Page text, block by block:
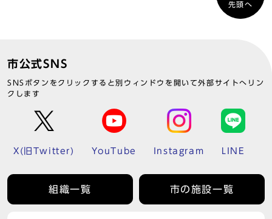
先頭へ
市公式SNS
SNSボタンをクリックすると別ウィンドウを開いて外部サイトへリン
クします
X(旧Twitter) YouTube Instagram LINE
組織一覧 市の施設一覧